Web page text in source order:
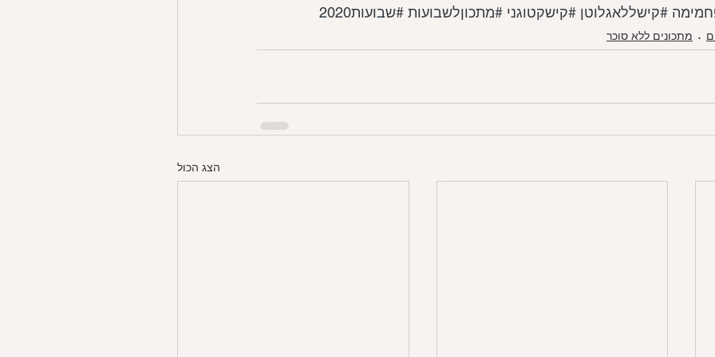
#קישללאגלוטן #קישקטוגני #מתכוןלשבועות #שבועות2020
מתכונים ללא סוכר
הצג הכול